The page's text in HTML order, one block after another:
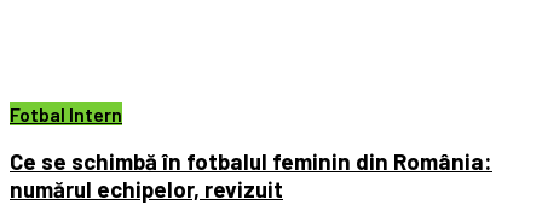
Fotbal Intern
Ce se schimbă în fotbalul feminin din România:
numărul echipelor, revizuit